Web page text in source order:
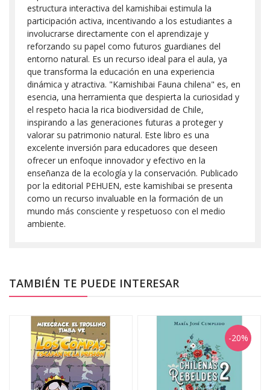
estructura interactiva del kamishibai estimula la
participación activa, incentivando a los estudiantes a
involucrarse directamente con el aprendizaje y
reforzando su papel como futuros guardianes del
entorno natural. Es un recurso ideal para el aula, ya
que transforma la educación en una experiencia
dinámica y atractiva. "Kamishibai Fauna chilena" es, en
esencia, una herramienta que despierta la curiosidad y
el respeto hacia la rica biodiversidad de Chile,
inspirando a las generaciones futuras a proteger y
valorar su patrimonio natural. Este libro es una
excelente inversión para educadores que deseen
ofrecer un enfoque innovador y efectivo en la
enseñanza de la ecología y la conservación. Publicado
por la editorial PEHUEN, este kamishibai se presenta
como un recurso invaluable en la formación de un
mundo más consciente y respetuoso con el medio
ambiente.
TAMBIÉN TE PUEDE INTERESAR
-20%